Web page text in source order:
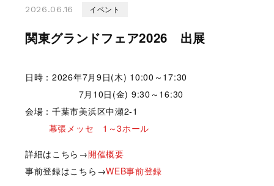
2026.06.16 イベント
関東グランドフェア2026 出展
日時：2026年7月9日(木) 10:00～17:30
7月10日(金) 9:30～16:30
会場：千葉市美浜区中瀬2-1
幕張メッセ 1～3ホール
詳細はこちら→開催概要
事前登録はこちら→WEB事前登録